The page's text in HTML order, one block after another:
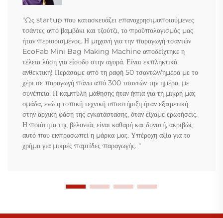
"Ως startup που κατασκευάζει επαναχρησιμοποιούμενες
τσάντες από βαμβάκι και τζούτζι, το προϋπολογισμός μας
ήταν περιορισμένος. Η μηχανή για την παραγωγή τσαντών
EcoFab Mini Bag Making Machine αποδείχτηκε η
τέλεια λύση για είσοδο στην αγορά. Είναι εκπληκτικά
ανθεκτική! Περάσαμε από τη ραφή 50 τσαντών/ημέρα με το
χέρι σε παραγωγή πάνω από 300 τσαντών την ημέρα, με
συνέπεια. Η καμπύλη μάθησης ήταν ήπια για τη μικρή μας
ομάδα, ενώ η τοπική τεχνική υποστήριξη ήταν εξαιρετική
στην αρχική φάση της εγκατάστασης, όταν είχαμε ερωτήσεις.
Η ποιότητα της βελονιάς είναι καθαρή και δυνατή, ακριβώς
αυτό που εκπροσωπεί η μάρκα μας. Υπέροχη αξία για το
χρήμα για μικρές παρτίδες παραγωγής. "